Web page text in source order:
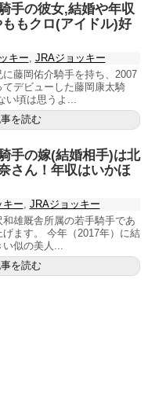
手の彼女,結婚や年収
もクロ(アイドル)好
キー JRAジョッキー
藤岡佑介騎手を持ち、2007
デビューした藤岡康太騎
頃は思うよ...
を読む
手の嫁(結婚相手)は北
さん！年収はいかほ
キー JRAジョッキー
雄厩舎所属の若手騎手であ
ます。 今年（2017年）に結
似の美人...
を読む